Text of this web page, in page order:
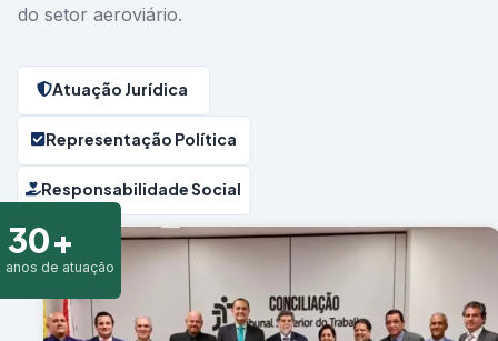
do setor aeroviário.
Atuação Jurídica
Representação Política
Responsabilidade Social
30+
anos de atuação